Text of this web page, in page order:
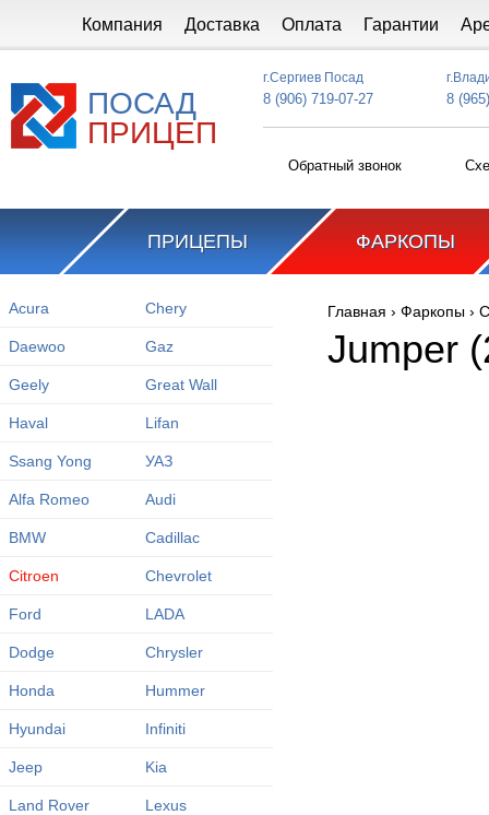
Компания Доставка Оплата Гарантии
ПОСАД
ПРИЦЕП
г.Сергиев Посад
8 (906) 719-07-27 8
Обратный звонок
ПРИЦЕПЫ ФАРКОПЫ
Acura Chery
Daewoo Gaz
Geely Great Wall
Haval Lifan
Ssang Yong УАЗ
Alfa Romeo Audi
BMW Cadillac
Citroen Chevrolet
Ford LADA
Dodge Chrysler
Honda Hummer
Hyundai Infiniti
Jeep Kia
Land Rover Lexus
Вы здесь
Главная › Фаркопы ›
Jumper